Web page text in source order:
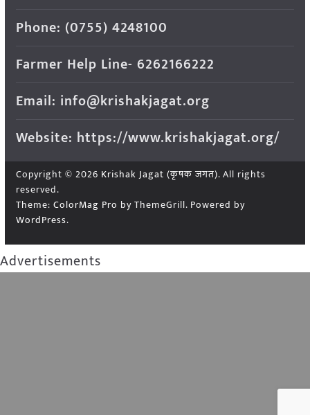
Phone: (0755) 4248100
Farmer Help Line- 6262166222
Email: info@krishakjagat.org
Website: https://www.krishakjagat.org/
Copyright © 2026 Krishak Jagat (कृषक जगत). All rights
reserved.
Theme: ColorMag Pro by ThemeGrill. Powered by
WordPress.
Advertisements